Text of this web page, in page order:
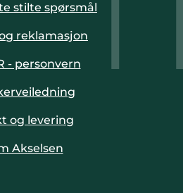
stilte spørsmål
reklamasjon
- personvern
og levering
Akselsen